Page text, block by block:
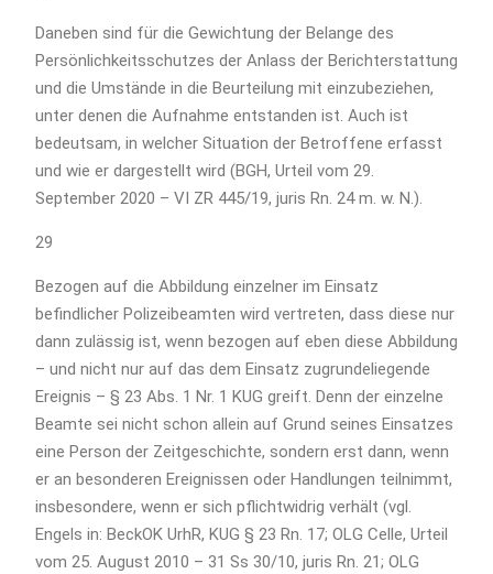
Daneben sind für die Gewichtung der Belange des
Persönlichkeitsschutzes der Anlass der Berichterstattung
und die Umstände in die Beurteilung mit einzubeziehen,
unter denen die Aufnahme entstanden ist. Auch ist
bedeutsam, in welcher Situation der Betroffene erfasst
und wie er dargestellt wird (BGH, Urteil vom 29.
September 2020 – VI ZR 445/19, juris Rn. 24 m. w. N.).
29
Bezogen auf die Abbildung einzelner im Einsatz
befindlicher Polizeibeamten wird vertreten, dass diese nur
dann zulässig ist, wenn bezogen auf eben diese Abbildung
– und nicht nur auf das dem Einsatz zugrundeliegende
Ereignis – § 23 Abs. 1 Nr. 1 KUG greift. Denn der einzelne
Beamte sei nicht schon allein auf Grund seines Einsatzes
eine Person der Zeitgeschichte, sondern erst dann, wenn
er an besonderen Ereignissen oder Handlungen teilnimmt,
insbesondere, wenn er sich pflichtwidrig verhält (vgl.
Engels in: BeckOK UrhR, KUG § 23 Rn. 17; OLG Celle, Urteil
vom 25. August 2010 – 31 Ss 30/10, juris Rn. 21; OLG